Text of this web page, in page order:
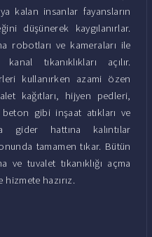
kalan insanlar fayansların
düşünerek kaygılanırlar.
robotları ve kameraları ile
tıkanıklıkları açılır.
kullanırken azami özen
kağıtları, hijyen pedleri,
gibi inşaat atıkları ve
gider hattına kalıntılar
tamamen tıkar. Bütün
ve tuvalet tıkanıklığı açma
hazırız.